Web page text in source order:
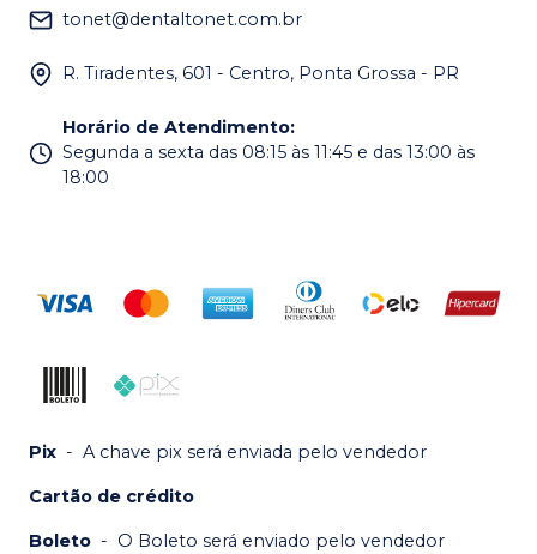
tonet@dentaltonet.com.br
R. Tiradentes, 601 - Centro, Ponta Grossa - PR
Horário de Atendimento:
Segunda a sexta das 08:15 às 11:45 e das 13:00 às
18:00
Pix - A chave pix será enviada pelo vendedor
Cartão de crédito
Boleto - O Boleto será enviado pelo vendedor